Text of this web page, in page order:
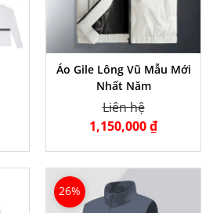
Áo Gile Lông Vũ Mẫu Mới
Nhất Năm
Liên hệ
1,150,000 ₫
26%